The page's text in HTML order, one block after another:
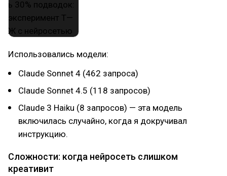
Использовались модели:
Claude Sonnet 4 (462 запроса)
Claude Sonnet 4.5 (118 запросов)
Claude 3 Haiku (8 запросов) — эта модель
включилась случайно, когда я докручивал
инструкцию.
Сложности: когда нейросеть слишком
креативит